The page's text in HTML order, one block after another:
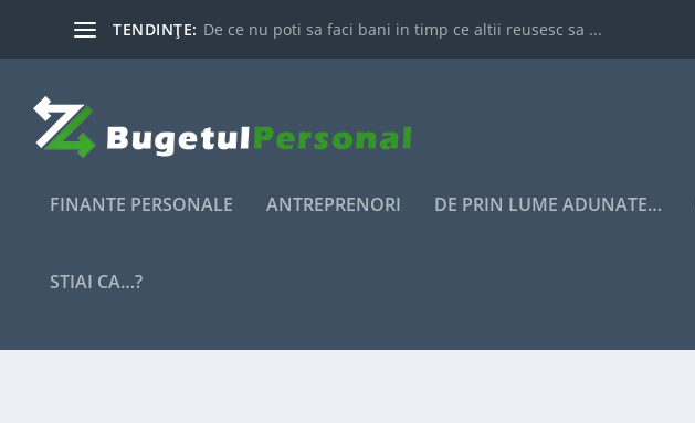
TENDINȚE: De ce nu poti sa faci bani in timp ce altii reusesc sa ...
FINANTE PERSONALE ANTREPRENORI DE PRIN LUME ADUNATE…
STIAI CA…?